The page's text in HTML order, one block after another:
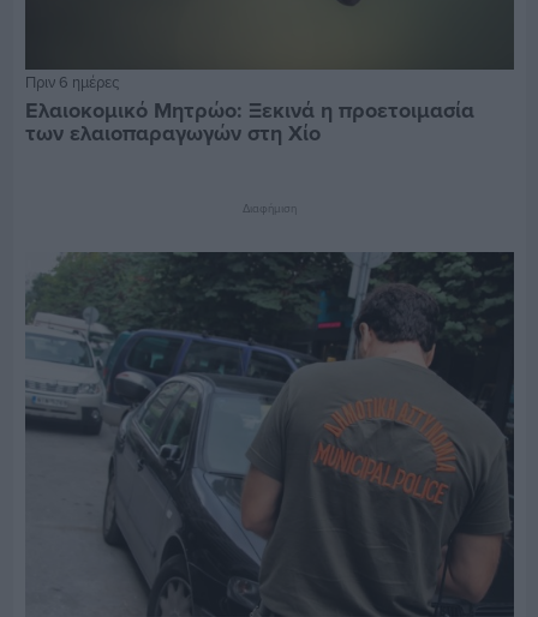
Πριν 6 ημέρες
Ελαιοκομικό Μητρώο: Ξεκινά η προετοιμασία
των ελαιοπαραγωγών στη Χίο
Διαφήμιση